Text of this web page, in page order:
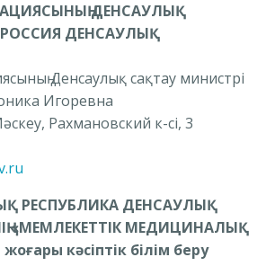
ДЕНСАУЛЫҚ
ДЕНСАУЛЫҚ
Денсаулық сақтау министрі
Игоревна
Рахмановский к-сі, 3
РЕСПУБЛИКА ДЕНСАУЛЫҚ
«МЕМЛЕКЕТТІК МЕДИЦИНАЛЫҚ
кәсіптік білім беру